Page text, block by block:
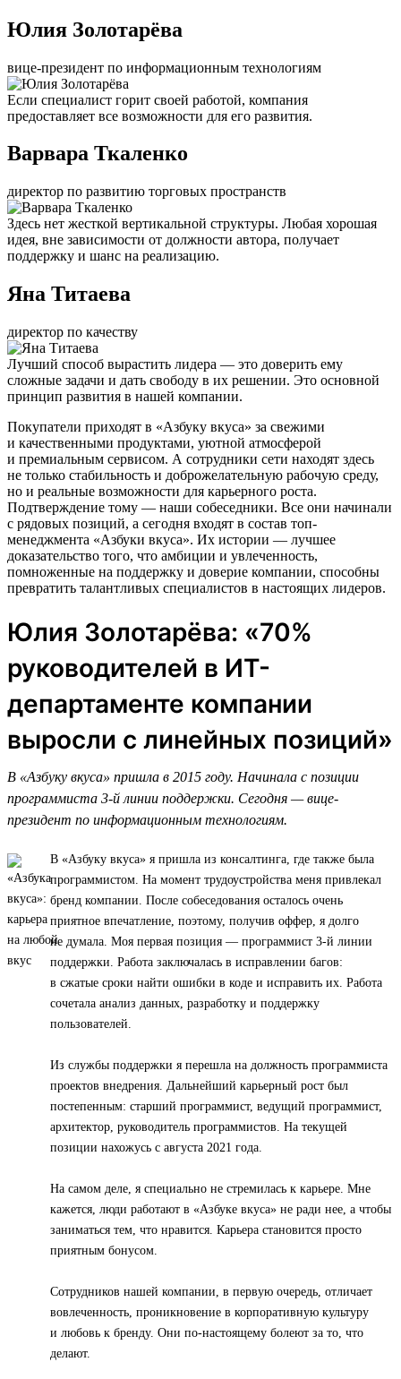
Юлия Золотарёва
вице-президент по информационным технологиям
Если специалист горит своей работой, компания
предоставляет все возможности для его развития.
Варвара Ткаленко
директор по развитию торговых пространств
Здесь нет жесткой вертикальной структуры. Любая хорошая
идея, вне зависимости от должности автора, получает
поддержку и шанс на реализацию.
Яна Титаева
директор по качеству
Лучший способ вырастить лидера — это доверить ему
сложные задачи и дать свободу в их решении. Это основной
принцип развития в нашей компании.
Покупатели приходят в «Азбуку вкуса» за свежими
и качественными продуктами, уютной атмосферой
и премиальным сервисом. А сотрудники сети находят здесь
не только стабильность и доброжелательную рабочую среду,
но и реальные возможности для карьерного роста.
Подтверждение тому — наши собеседники. Все они начинали
с рядовых позиций, а сегодня входят в состав топ-
менеджмента «Азбуки вкуса». Их истории — лучшее
доказательство того, что амбиции и увлеченность,
помноженные на поддержку и доверие компании, способны
превратить талантливых специалистов в настоящих лидеров.
Юлия Золотарёва: «70%
руководителей в ИТ-
департаменте компании
выросли с линейных позиций»
В «Азбуку вкуса» пришла в 2015 году. Начинала с позиции
программиста 3-й линии поддержки. Сегодня — вице-
президент по информационным технологиям.
В «Азбуку вкуса» я пришла из консалтинга, где также была
программистом. На момент трудоустройства меня привлекал
бренд компании. После собеседования осталось очень
приятное впечатление, поэтому, получив оффер, я долго
не думала. Моя первая позиция — программист 3-й линии
поддержки. Работа заключалась в исправлении багов:
в сжатые сроки найти ошибки в коде и исправить их. Работа
сочетала анализ данных, разработку и поддержку
пользователей.
Из службы поддержки я перешла на должность программиста
проектов внедрения. Дальнейший карьерный рост был
постепенным: старший программист, ведущий программист,
архитектор, руководитель программистов. На текущей
позиции нахожусь с августа 2021 года.
На самом деле, я специально не стремилась к карьере. Мне
кажется, люди работают в «Азбуке вкуса» не ради нее, а чтобы
заниматься тем, что нравится. Карьера становится просто
приятным бонусом.
Сотрудников нашей компании, в первую очередь, отличает
вовлеченность, проникновение в корпоративную культуру
и любовь к бренду. Они по-настоящему болеют за то, что
делают.